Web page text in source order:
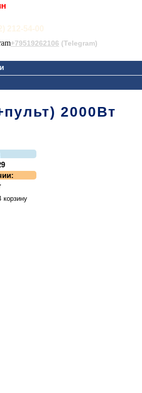
212-54-00
+79519262106 (Telegram)
2000Вт